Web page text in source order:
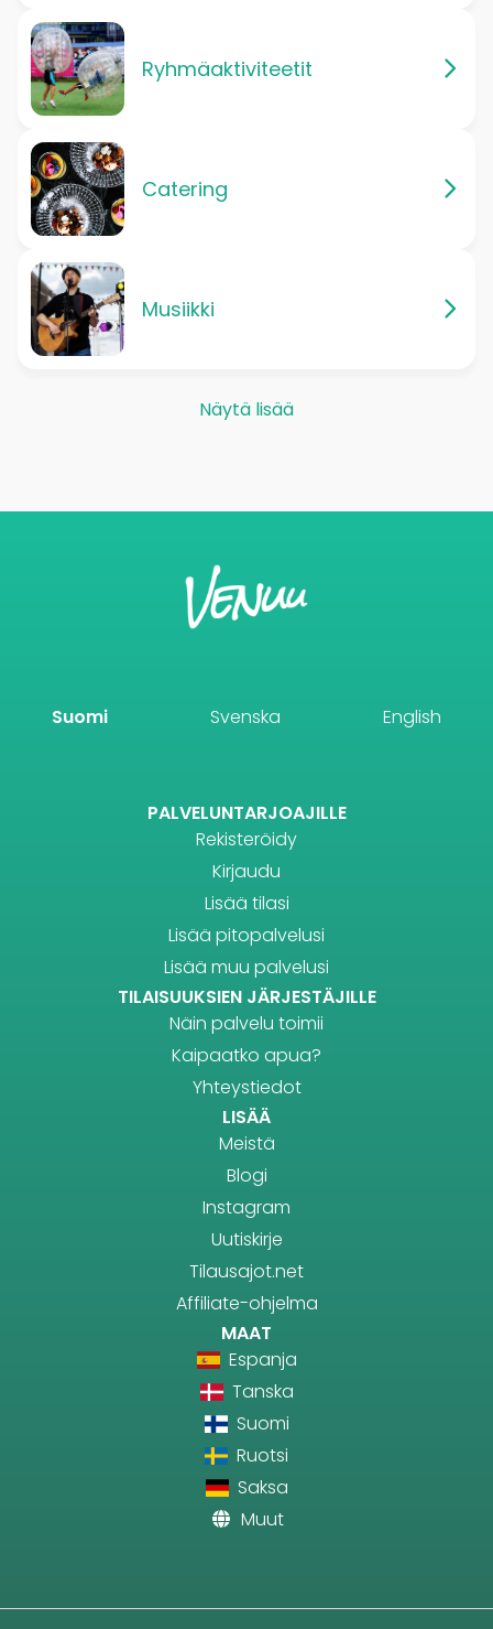
Ryhmäaktiviteetit
Catering
Musiikki
Näytä lisää
Suomi Svenska English
PALVELUNTARJOAJILLE
Rekisteröidy
Kirjaudu
Lisää tilasi
Lisää pitopalvelusi
Lisää muu palvelusi
TILAISUUKSIEN JÄRJESTÄJILLE
Näin palvelu toimii
Kaipaatko apua?
Yhteystiedot
LISÄÄ
Meistä
Blogi
Instagram
Uutiskirje
Tilausajot.net
Affiliate-ohjelma
MAAT
Espanja
Tanska
Suomi
Ruotsi
Saksa
Muut